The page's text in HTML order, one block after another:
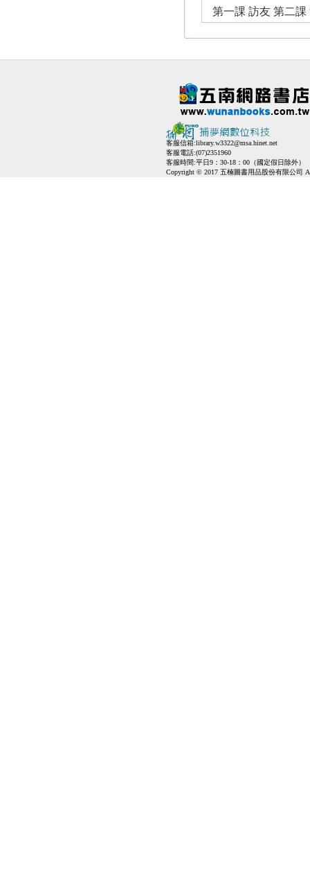
第一課 訪友 第二
客服信箱:library.w3322@msa.hinet.net
客服電話:(07)2351960
客服時間:平日9：30-18：00（國定假日除外）
Copyright © 2017 五楠圖書用品股份有限公司